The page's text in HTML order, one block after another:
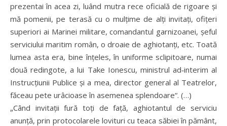
prezentai în acea zi, luând mutra rece oficială de rigoare și
mă pomenii, pe terasă cu o mulțime de alți invitați, ofițeri
superiori ai Marinei militare, comandantul garnizoanei, șeful
serviciului maritim român, o droaie de aghiotanți, etc. Toată
lumea asta era, bine înțeles, în uniforme sclipitoare, numai
două redingote, a lui Take Ionescu, ministrul ad‑interim al
Instrucțiunii Publice și a mea, director general al Teatrelor,
făceau pete urâcioase în asemenea splendoare“. (…)
„Când invitații fură toți de față, aghiotantul de serviciu
anunță, prin protocolarele lovituri cu teaca săbiei în pământ,